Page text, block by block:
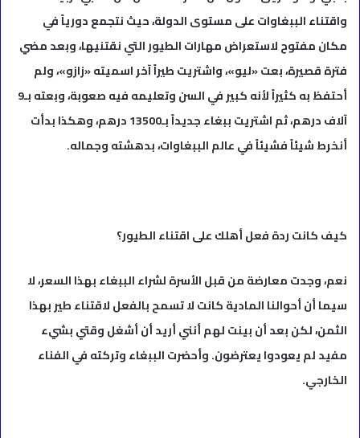
واقتناء الببغاوات على مستوى الدولة، حيث نتجمع دورياً في
مكان مفتوح لاستعراض مهارات الطيور التي نقتنيها، وبعد مضي
فترة قصيرة، بعت «ليو»، واشتريت طيراً آخر اسميته «زازو»، ولم
أحتفظ به كثيراً لأنه كبير في السن وتعليمه فيه صعوبة، وبعته بـ9
آلاف درهم، ثم اشتريت ببغاء جديداً بـ13500 درهم، وهكذا بدأت
أنخرط شيئاً فشيئاً في عالم الببغاوات، بدهشته وجماله.
كيف كانت ردة فعل أهلك على اقتناء الطيور؟
نعم، وجدت معارضة من قبل الأسرة لشراء الببغاء بهذا السعر، لا
سيما أن أحوالنا المادية كانت لا تسمح بالفعل لاقتناء طير بهذا
الثمن، لكن بعد أن بينت لهم أنني أريد أن أشغل وقتي بشيء
مفيد لم يعودوا يعترضون. وأحضرت الببغاء وتركته في الفناء
الخارجي.